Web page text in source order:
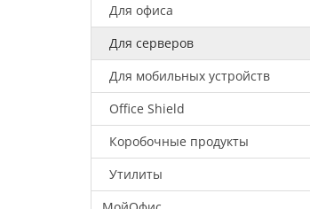
Для офиса
Для серверов
Для мобильных устройств
Office Shield
Коробочные продукты
Утилиты